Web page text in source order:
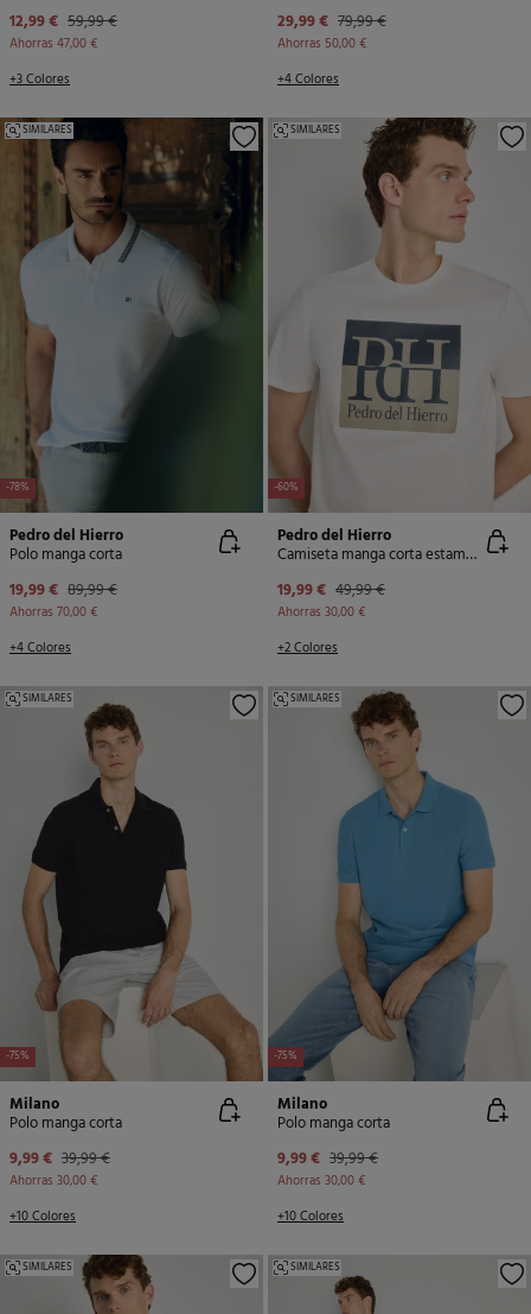
12,99 € 59,99 €
Ahorras 47,00 €
+3 Colores
29,99 € 79,99 €
Ahorras 50,00 €
+4 Colores
-78%
SIMILARES
Pedro del Hierro
Polo manga corta
19,99 € 89,99 €
Ahorras 70,00 €
+4 Colores
-60%
SIMILARES
Pedro del Hierro
Camiseta manga corta estampada
19,99 € 49,99 €
Ahorras 30,00 €
+2 Colores
-75%
SIMILARES
Milano
Polo manga corta
9,99 € 39,99 €
Ahorras 30,00 €
+10 Colores
-75%
SIMILARES
Milano
Polo manga corta
9,99 € 39,99 €
Ahorras 30,00 €
+10 Colores
SIMILARES SIMILARES